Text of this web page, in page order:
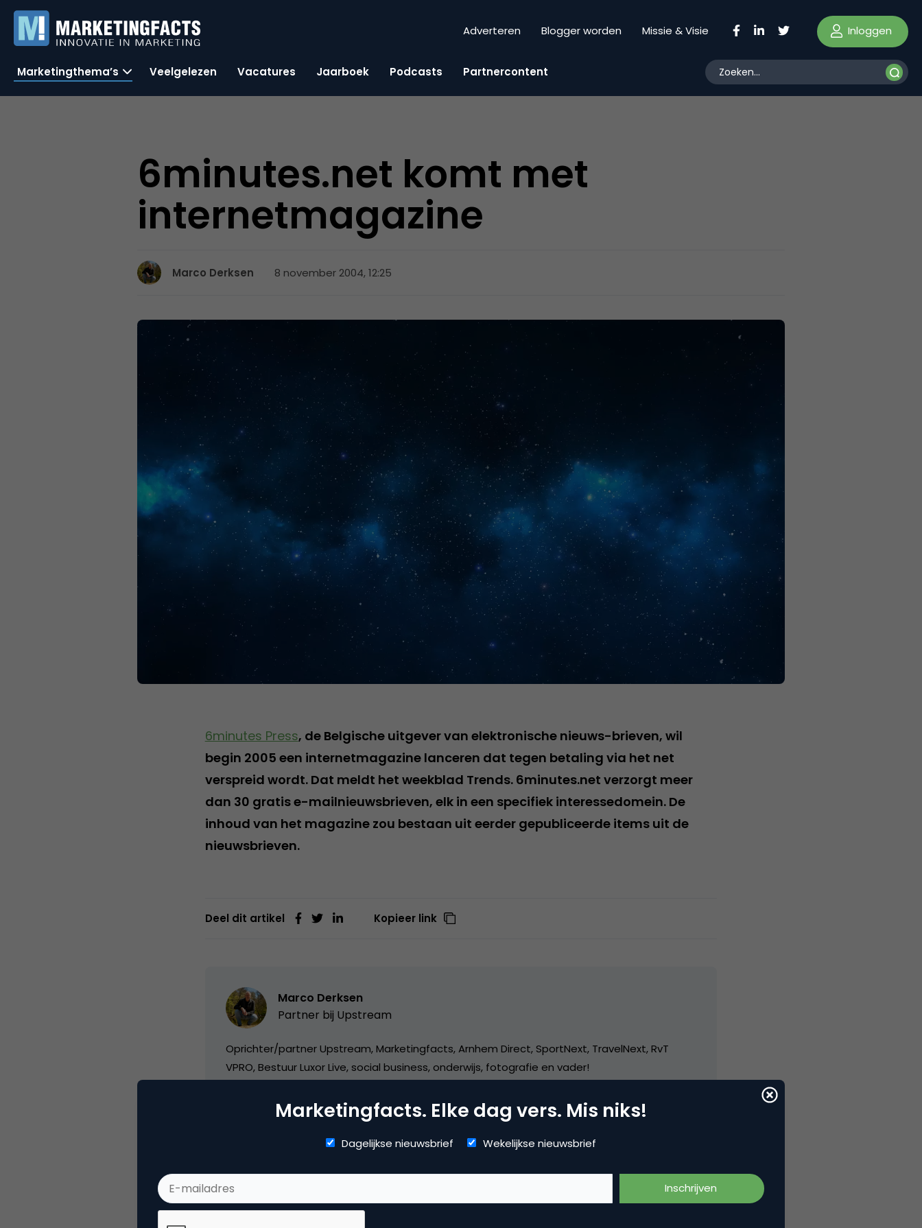
Adverteren Blogger worden Missie & Visie Inloggen
Marketingthema’s Veelgelezen Vacatures Jaarboek Podcasts Partnercontent
6minutes.net komt met
internetmagazine
Marco Derksen 8 november 2004, 12:25
6minutes Press, de Belgische uitgever van elektronische nieuws-brieven, wil
begin 2005 een internetmagazine lanceren dat tegen betaling via het net
verspreid wordt. Dat meldt het weekblad Trends. 6minutes.net verzorgt meer
dan 30 gratis e-mailnieuwsbrieven, elk in een specifiek interessedomein. De
inhoud van het magazine zou bestaan uit eerder gepubliceerde items uit de
nieuwsbrieven.
Deel dit artikel Kopieer link
Marco Derksen
Partner bij Upstream
Oprichter/partner Upstream, Marketingfacts, Arnhem Direct, SportNext, TravelNext, RvT
VPRO, Bestuur Luxor Live, social business, onderwijs, fotografie en vader!
Categorie
Marketingfacts. Elke dag vers. Mis niks!
Dagelijkse nieuwsbrief Wekelijkse nieuwsbrief